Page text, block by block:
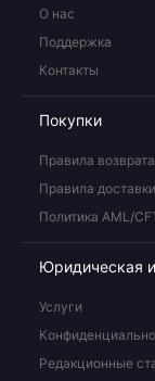
О нас
Поддержка
Контакты
Покупки
Правила возврата
Правила доставки
Политика AML/
Юридическая
Услуги
Редакционные